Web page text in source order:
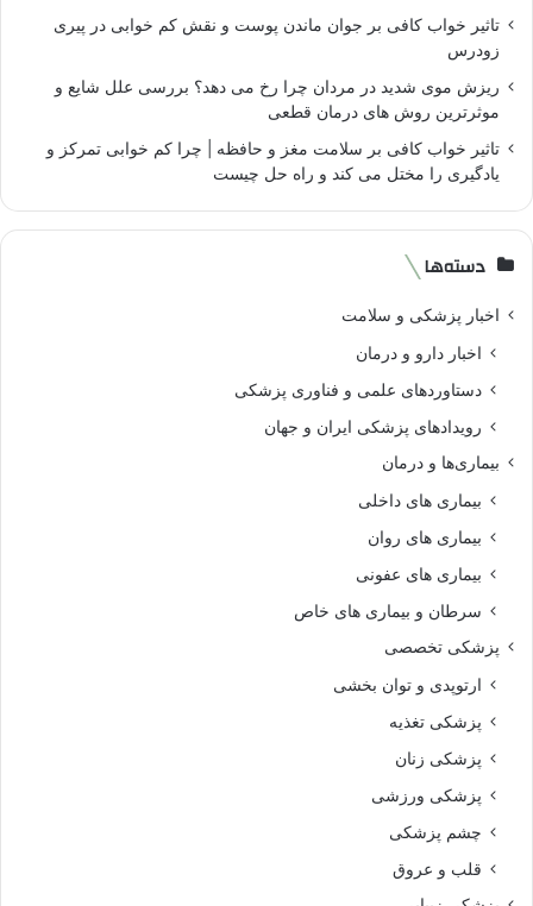
تاثیر خواب کافی بر جوان ماندن پوست و نقش کم خوابی در پیری
زودرس
ریزش موی شدید در مردان چرا رخ می دهد؟ بررسی علل شایع و
موثرترین روش های درمان قطعی
تاثیر خواب کافی بر سلامت مغز و حافظه | چرا کم خوابی تمرکز و
یادگیری را مختل می کند و راه حل چیست
دسته‌ها
اخبار پزشکی و سلامت
اخبار دارو و درمان
دستاوردهای علمی و فناوری پزشکی
رویدادهای پزشکی ایران و جهان
بیماری‌ها و درمان
بیماری های داخلی
بیماری های روان‌
بیماری های عفونی
سرطان و بیماری های خاص
پزشکی تخصصی
ارتوپدی و توان بخشی
پزشکی تغذیه
پزشکی زنان
پزشکی ورزشی
چشم پزشکی
قلب و عروق